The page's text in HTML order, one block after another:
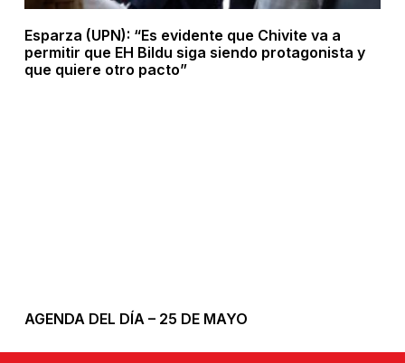
Esparza (UPN): “Es evidente que Chivite va a
permitir que EH Bildu siga siendo protagonista y
que quiere otro pacto”
AGENDA DEL DÍA – 25 DE MAYO